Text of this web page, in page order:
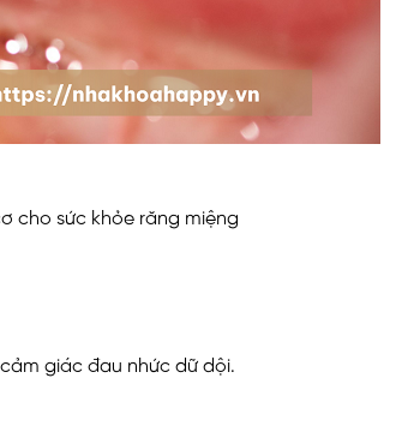
cho sức khỏe răng miệng
giác đau nhức dữ dội.